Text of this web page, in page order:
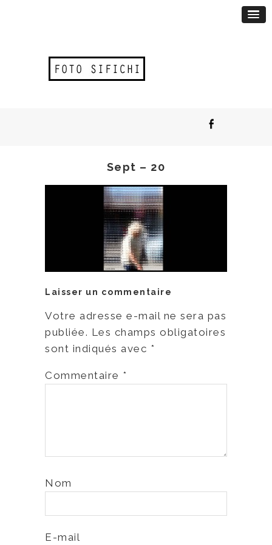
Sept – 20
Laisser un commentaire
Votre adresse e-mail ne sera pas
publiée. Les champs obligatoires
sont indiqués avec *
Commentaire *
Nom
E-mail